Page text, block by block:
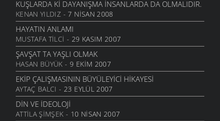
KUŞLARDA KI DAYANIŞMA İNSANLARDA DA OLMALIDIR.
KENAN YILDIZ- 7 NISAN 2008
HAYATIN ANLAMI
MUSTAFA TILCI - 29 KASIM 2007
ŞAVŞAT TA YAŞLI OLMAK
HASAN BÜYÜK - 9 EKIM 2007
EKIP ÇALIŞMASININ BÜYÜLEYICI HIKAYESI
AYTAÇ BALCI - 23 EYLÜL 2007
DIN VE IDEOLOJI
ATTILA ŞIMŞEK - 10 NISAN 2007